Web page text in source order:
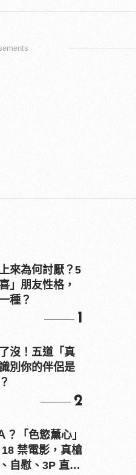
來為何討厭？5
」朋友性格，
種？
1
沒！五道「真
別你的伴侶是
2
？「色慾薰心」
禁電影，真槍
自慰、3P 直接